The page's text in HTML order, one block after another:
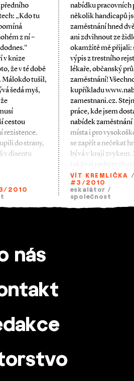
„Kdo tu
z ní –
v knize
že v té době
Málokdo tušil,
šedá myš,
cestou
rezistence.
do strany,
v disentu
2010
nabídku pracovních
několik handicapů
zaměstnání hned
ani zdvihnout ze
okamžitě mě přijali:
výpis z trestního
lékaře, občanský
zaměstnání!
kupříkladu
zamestnani.cz.
práce, kde jsem
nabídek zaměstnání
místa i pro
se zapřít a nečekat
bývá v kraji zvykem.
takže si nedejte
VÍT KREMLIČKA
#3/2010
eskalátor /
společnost
nás